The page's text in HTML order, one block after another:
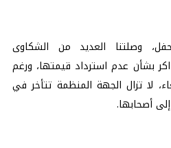
وصلتنا العديد من الشكاوى
بشأن عدم استرداد قيمتها، ورغم
لا تزال الجهة المنظمة تتأخر في
أصحابها.